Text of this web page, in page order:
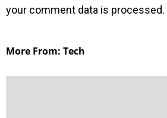
your comment data is processed.
More From: Tech